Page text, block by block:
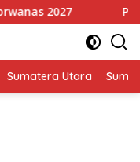
Pimpin HKTI
Sumatera Utara